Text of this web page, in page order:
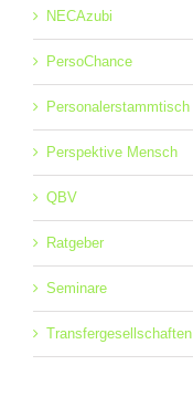
NECAzubi
PersoChance
Personalerstammtisch
Perspektive Mensch
QBV
Ratgeber
Seminare
Transfergesellschaften